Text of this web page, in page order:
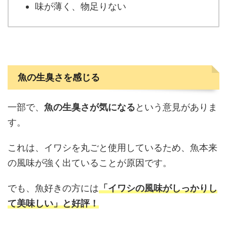
味が薄く、物足りない
魚の生臭さを感じる
一部で、 魚の生臭さが気になるという意見がありま
す。
これは、イワシを丸ごと使用しているため、魚本来
の風味が強く出ていることが原因です。
でも、魚好きの方には「イワシの風味がしっかりし
て美味しい」と好評！